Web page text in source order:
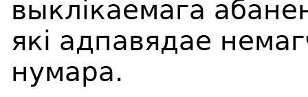
выклікаемага
які адпавядае
нумара.